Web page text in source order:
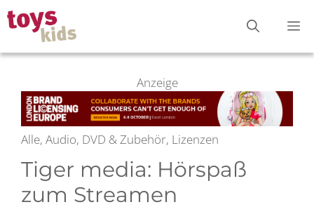
Zum
Inhalt
springen
Anzeige
Alle, Audio, DVD & Zubehör, Lizenzen
Tiger media: Hörspaß
zum Streamen